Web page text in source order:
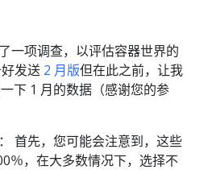
一项调查，以评估容器世界的
发送 2 月版但在此之前，让我
下 1 月的数据（感谢您的参
首先，您可能会注意到，这些
％，在大多数情况下，选择不